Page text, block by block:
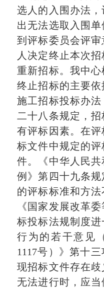
选人的入围办法
出无法选取入围
到评标委员会评
人决定终止本次
重新招标。我中
终止招标的主要
施工招标投标办
二十八条规定，
有评标因素。在
标文件中规定的
件。《中华人民
例》第四十九条
的评标标准和方法
《国家发展改革
标投标法规制度
行为的若干意见
1117号）》第十
现招标文件存在
无法进行时，应